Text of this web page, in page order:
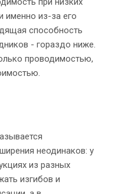
именно из-за его
способность
- гораздо ниже.
проводимостью,
неодинаков: у
из разных
изгибов и